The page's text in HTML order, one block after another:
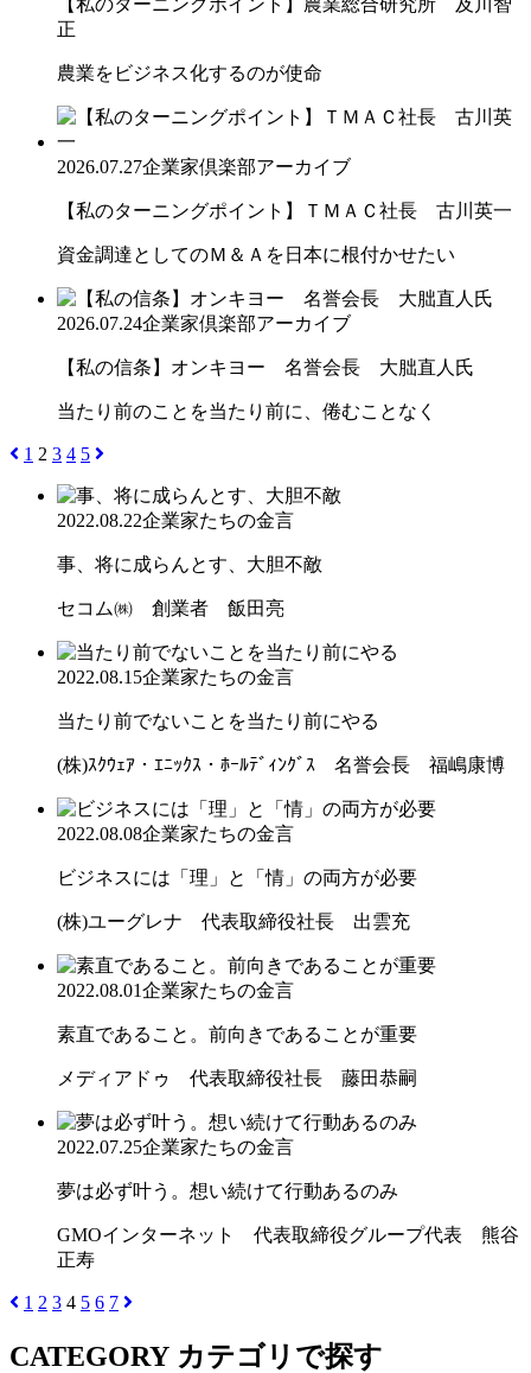
正
農業をビジネス化するのが使命
2026.07.27企業家倶楽部アーカイブ
【私のターニングポイント】ＴＭＡＣ社長 古川英一
資金調達としてのＭ＆Ａを日本に根付かせたい
2026.07.24企業家倶楽部アーカイブ
【私の信条】オンキヨー 名誉会長 大朏直人氏
当たり前のことを当たり前に、倦むことなく
1 2 3 4 5
2022.08.22企業家たちの金言
事、将に成らんとす、大胆不敵
セコム㈱ 創業者 飯田亮
2022.08.15企業家たちの金言
当たり前でないことを当たり前にやる
(株)ｽｸｳｪｱ・ｴﾆｯｸｽ・ﾎｰﾙﾃﾞｨﾝｸﾞｽ 名誉会長 福嶋康博
2022.08.08企業家たちの金言
ビジネスには「理」と「情」の両方が必要
(株)ユーグレナ 代表取締役社長 出雲充
2022.08.01企業家たちの金言
素直であること。前向きであることが重要
メディアドゥ 代表取締役社長 藤田恭嗣
2022.07.25企業家たちの金言
夢は必ず叶う。想い続けて行動あるのみ
GMOインターネット 代表取締役グループ代表 熊谷
正寿
1 2 3 4 5 6 7
CATEGORY カテゴリで探す